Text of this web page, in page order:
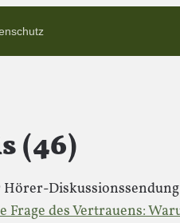
(46)
Diskussionssendung
Frage des Vertrauens: